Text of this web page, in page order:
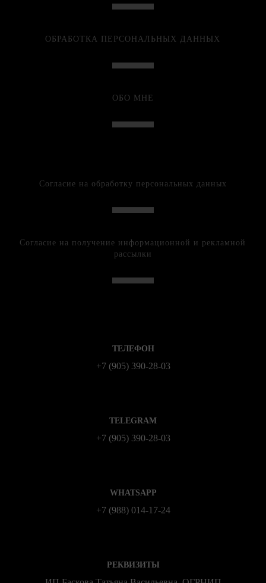
ОБРАБОТКА ПЕРСОНАЛЬНЫХ ДАННЫХ
ОБО МНЕ
Согласие на обработку персональных данных
Согласие на получение информационной и рекламной
рассылки
ТЕЛЕФОН
+7 (905) 390-28-03
TELEGRAM
+7 (905) 390-28-03
WHATSAPP
+7 (988) 014‑17‑24
РЕКВИЗИТЫ